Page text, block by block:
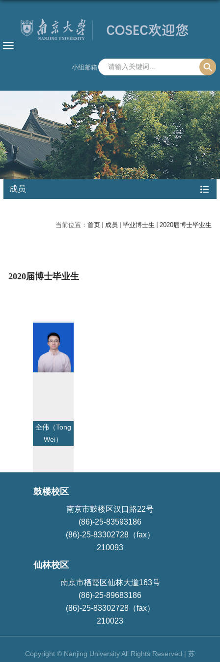
小组邮箱
成员
当前位置： 首页 成员 毕业博士生 2020届博士毕业生
2020届博士毕业生
仝伟（Tong
Wei）
鼓楼校区
南京市鼓楼区汉口路22号
(86)-25-83593186
(86)-25-83302728（fax）
210093
仙林校区
南京市栖霞区仙林大道163号
(86)-25-89683186
(86)-25-83302728（fax）
210023
Copyright © Nanjing University All Rights Reserved | 苏